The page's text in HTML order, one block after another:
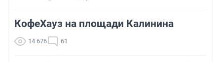
КофеХауз на площади Калинина
14 676 61